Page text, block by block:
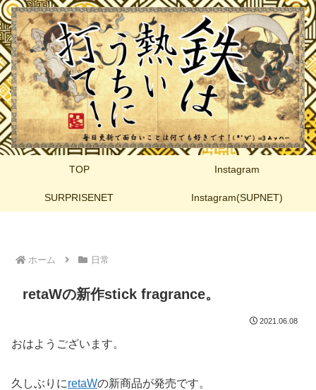
TOP Instagram
SURPRISENET Instagram(SUPNET)
ホーム 日常
retaWの新作stick fragrance。
2021.06.08
おはようございます。
久しぶりにretaWの新商品が発売です。